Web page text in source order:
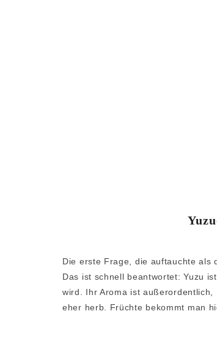
Die erste Frage, die auftauchte als
Das ist schnell beantwortet: Yuzu
wird. Ihr Aroma ist
eher herb. Früchte bekommt man